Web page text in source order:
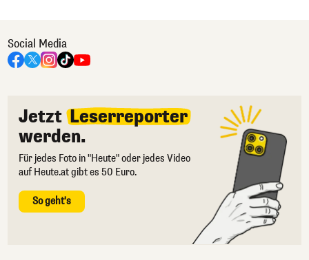
Social Media
Jetzt Leserreporter
werden.
Für jedes Foto in "Heute" oder jedes Video
auf Heute.at gibt es 50 Euro.
So geht's